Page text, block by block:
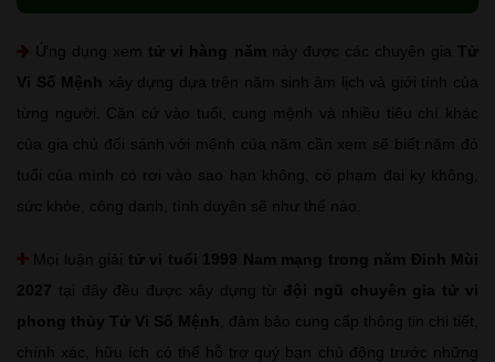
Ứng dụng xem tử vi hàng năm này được các chuyên gia Tử
Vi Số Mệnh
xây dựng dựa trên năm sinh âm lịch và giới tính của
từng người. Căn cứ vào tuổi, cung mệnh và nhiều tiêu chí khác
của gia chủ đối sánh với mệnh của năm cần xem sẽ biết năm đó
tuổi của mình có rơi vào sao hạn không, có phạm đại kỵ không,
sức khỏe, công danh, tình duyên sẽ như thế nào.
Mọi luận giải tử vi tuổi 1999 Nam mạng trong năm Đinh Mùi
2027 tại đây đều được xây dựng từ đội ngũ chuyên gia tử vi
phong thủy Tử Vi Số Mệnh
, đảm bảo cung cấp thông tin chi tiết,
chính xác, hữu ích có thể hỗ trợ quý bạn chủ động trước những